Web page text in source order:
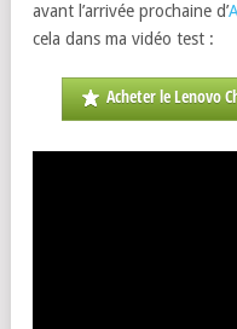
avant l’arrivée prochaine d’
cela dans ma vidéo test :
Acheter le Lenovo